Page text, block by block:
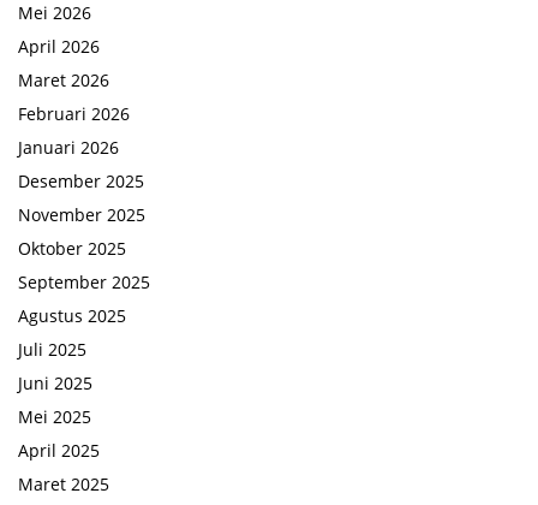
Mei 2026
April 2026
Maret 2026
Februari 2026
Januari 2026
Desember 2025
November 2025
Oktober 2025
September 2025
Agustus 2025
Juli 2025
Juni 2025
Mei 2025
April 2025
Maret 2025